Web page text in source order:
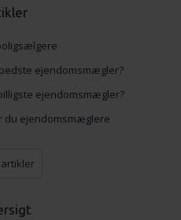
ejendomsmægler?
ejendomsmægler?
du ejendomsmæglere
artikler